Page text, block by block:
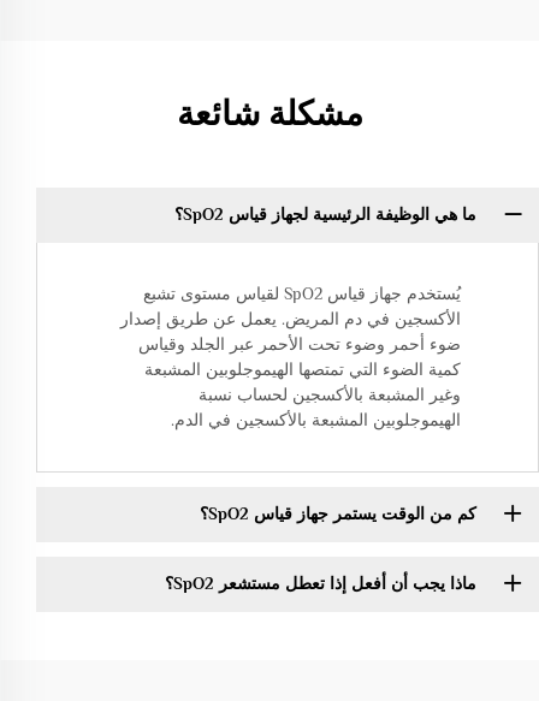
مشكلة شائعة
ما هي الوظيفة الرئيسية لجهاز قياس SpO2؟
يُستخدم جهاز قياس SpO2 لقياس مستوى تشبع
الأكسجين في دم المريض. يعمل عن طريق إصدار
ضوء أحمر وضوء تحت الأحمر عبر الجلد وقياس
كمية الضوء التي تمتصها الهيموجلوبين المشبعة
وغير المشبعة بالأكسجين لحساب نسبة
الهيموجلوبين المشبعة بالأكسجين في الدم.
كم من الوقت يستمر جهاز قياس SpO2؟
ماذا يجب أن أفعل إذا تعطل مستشعر SpO2؟